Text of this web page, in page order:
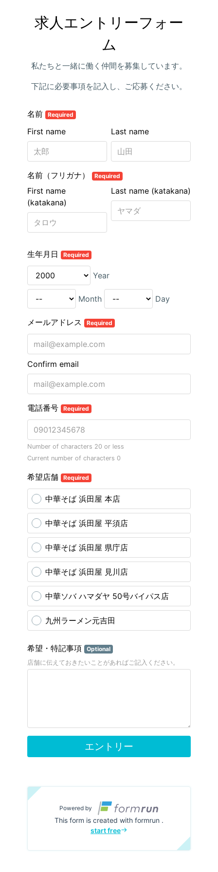
求人エントリーフォー
ム
私たちと一緒に働く仲間を募集しています。
下記に必要事項を記入し、ご応募ください。
名前 Required
Last name
First name
名前（フリガナ） Required
Last name (katakana)
First name
(katakana)
生年月日 Required
Year
Month Day
メールアドレス Required
Confirm email
電話番号 Required
Number of characters 20 or less
Current number of characters 0
希望店舗 Required
中華そば 浜田屋 本店
中華そば 浜田屋 平須店
中華そば 浜田屋 県庁店
中華そば 浜田屋 見川店
中華ソバ ハマダヤ 50号バイパス店
九州ラーメン元吉田
希望・特記事項 Optional
店舗に伝えておきたいことがあればご記入ください。
エントリー
Powered by
This form is created with formrun .
start free